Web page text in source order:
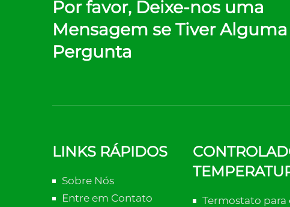
Por favor, Deixe-nos uma
Mensagem se Tiver Alguma
Pergunta
LINKS RÁPIDOS
Sobre Nós
Entre em Contato
Termostato